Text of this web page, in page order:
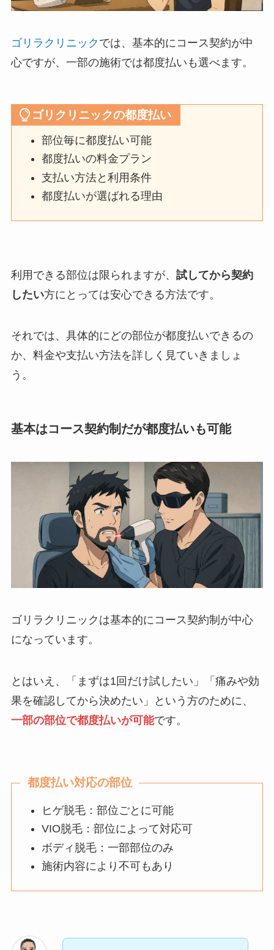
ゴリラクリニック では、基本的にコース契約が中
心ですが、一部の施術では都度払いも選べます。
ゴリクリニックの都度払い
部位毎に都度払い可能
都度払いの料金プラン
支払い方法と利用条件
都度払いが選ばれる理由
利用できる部位は限られますが、 試してから契約
したい方にとっては安心できる方法です。
それでは、具体的にどの部位が都度払いできるの
か、料金や支払い方法を詳しく見ていきましょ
う。
基本はコース契約制だが都度払いも可能
ゴリラクリニックは基本的にコース契約制が中心
になっています。
とはいえ、「まずは1回だけ試したい」「痛みや効
果を確認してから決めたい」という方のために、
一部の部位で都度払いが可能です。
都度払い対応の部位
ヒゲ脱毛：部位ごとに可能
VIO脱毛：部位によって対応可
ボディ脱毛：一部部位のみ
施術内容により不可もあり